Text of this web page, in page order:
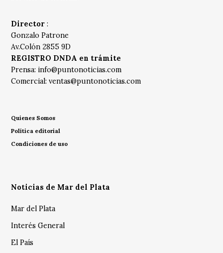
Director :
Gonzalo Patrone
Av.Colón 2855 9D
REGISTRO DNDA en trámite
Prensa: info@puntonoticias.com
Comercial:ventas@puntonoticias.com
Quienes Somos
Política editorial
Condiciones de uso
Noticias de Mar del Plata
Mar del Plata
Interés General
El País